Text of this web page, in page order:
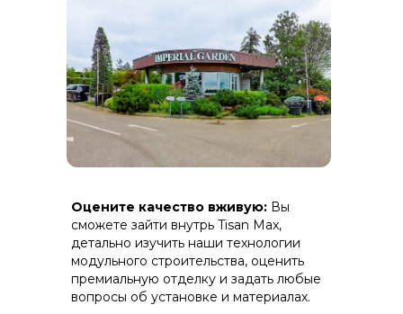
Оцените качество вживую: Вы
сможете зайти внутрь Tisan Max,
детально изучить наши технологии
модульного строительства, оценить
премиальную отделку и задать любые
вопросы об установке и материалах.
(дерево-полимерный композит) на
скрытом крепеже.